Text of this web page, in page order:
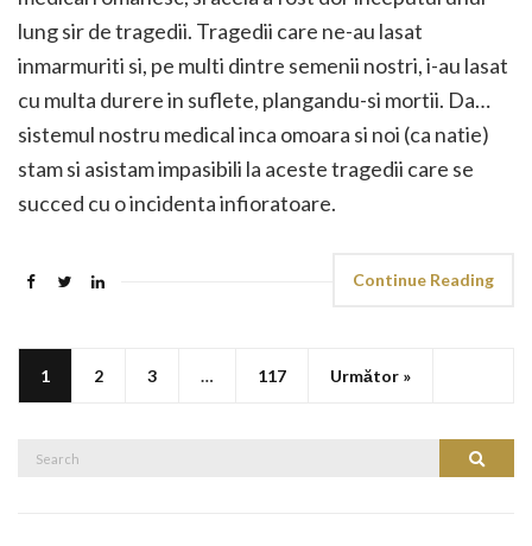
lung sir de tragedii. Tragedii care ne-au lasat
inmarmuriti si, pe multi dintre semenii nostri, i-au lasat
cu multa durere in suflete, plangandu-si mortii. Da…
sistemul nostru medical inca omoara si noi (ca natie)
stam si asistam impasibili la aceste tragedii care se
succed cu o incidenta infioratoare.
Continue Reading
1 2 3 … 117 Următor »
Search
Search